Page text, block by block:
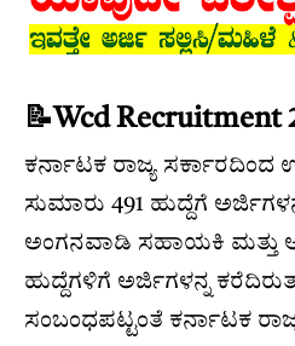
📝Wcd Recruitment
ಕರ್ನಾಟಕ ರಾಜ್ಯ ಸರ್ಕಾರದಿಂದ
ಸುಮಾರು 491 ಹುದ್ದೆಗೆ
ಅಂಗನವಾಡಿ ಸಹಾಯಕಿ ಮತ್ತು
ಹುದ್ದೆಗಳಿಗೆ ಅರ್ಜಿಗಳನ್ನ
ಸಂಬಂಧಪಟ್ಟಂತೆ ಕರ್ನಾಟಕ